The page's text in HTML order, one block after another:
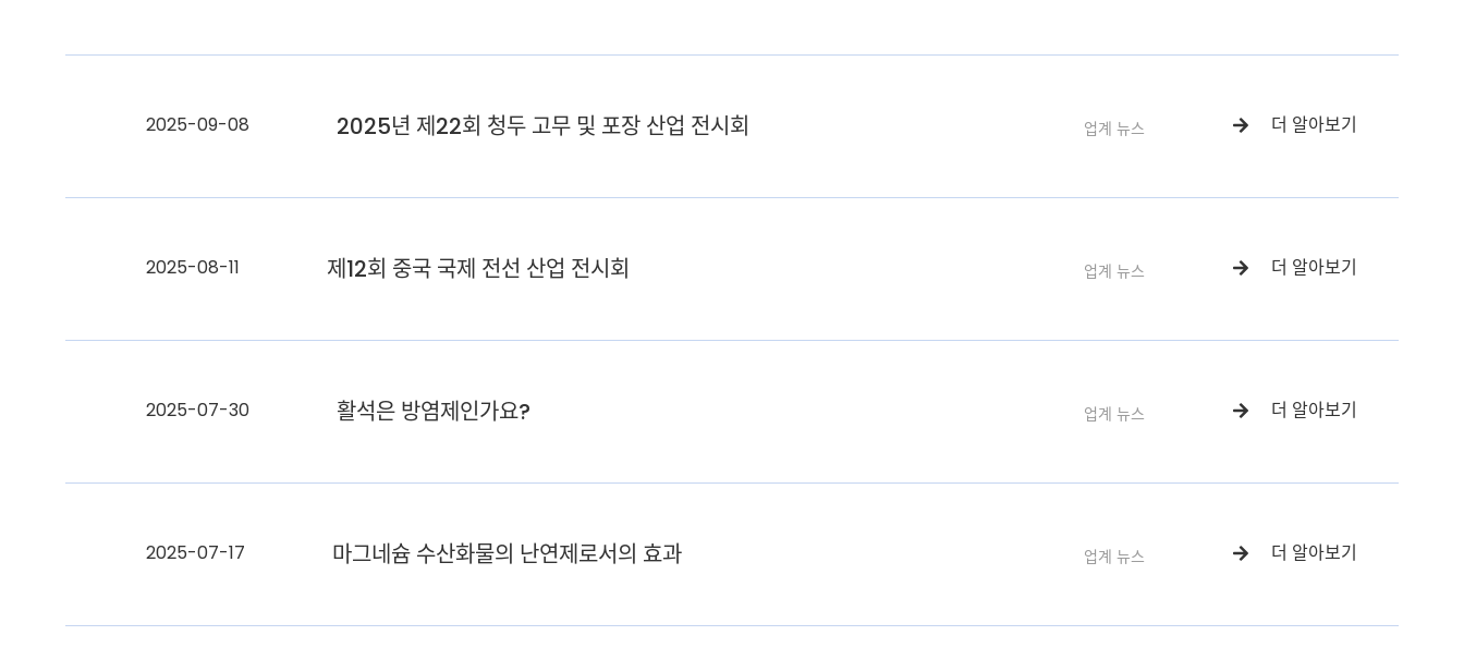
2025-09-08 2025년 제22회 청두 고무 및 포장 산업 전시회 업계 뉴스 더 알아보기
2025-08-11 제12회 중국 국제 전선 산업 전시회 업계 뉴스 더 알아보기
2025-07-30 활석은 방염제인가요? 업계 뉴스 더 알아보기
2025-07-17 마그네슘 수산화물의 난연제로서의 효과 업계 뉴스 더 알아보기